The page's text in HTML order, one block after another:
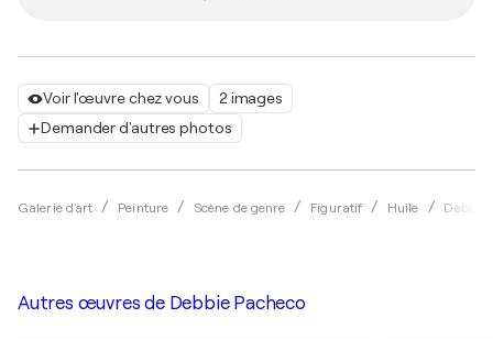
Voir l'œuvre chez vous
2 images
Demander d'autres photos
Galerie d'art Peinture Scène de genre Figuratif Huile Debbie
Autres œuvres de Debbie Pacheco